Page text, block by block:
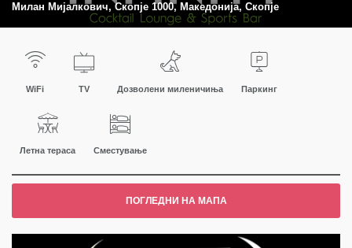
Милан Мијалкович, Скопје 1000, Македонија, Скопје
WiFi TV Дозволени миленичиња Паркинг
Летна тераса Сместување
ПОГЛЕДНИ НА МАПА